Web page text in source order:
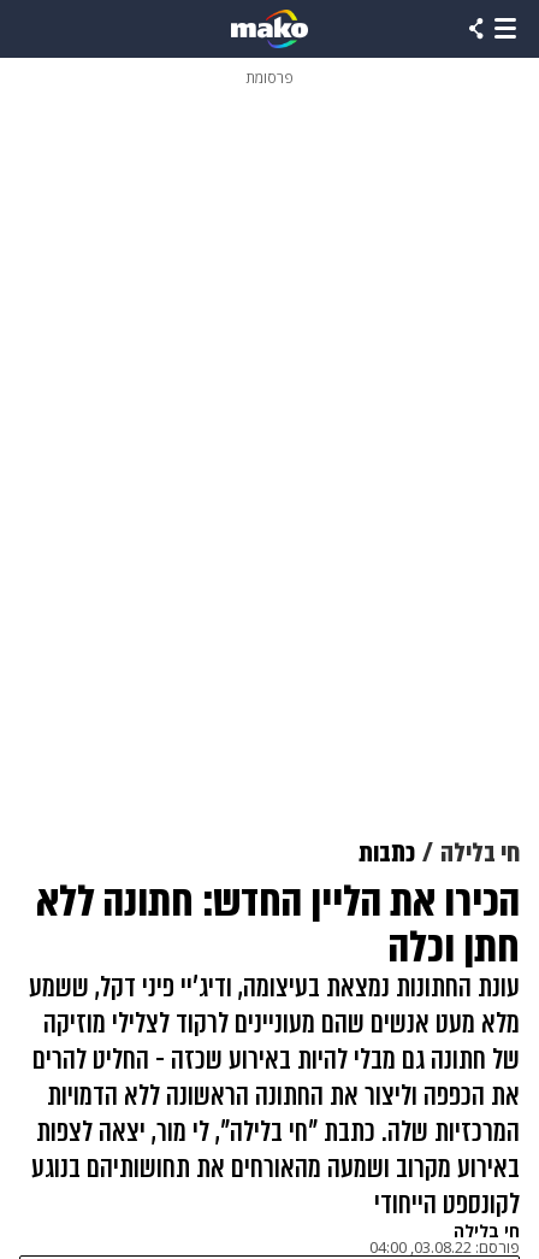
פרסומת
חי בלילה כתבות
הכירו את הליין החדש: חתונה ללא
חתן וכלה
עונת החתונות נמצאת בעיצומה, ודיג'יי פיני דקל, ששמע
מלא מעט אנשים שהם מעוניינים לרקוד לצלילי מוזיקה
של חתונה גם מבלי להיות באירוע שכזה - החליט להרים
את הכפפה וליצור את החתונה הראשונה ללא הדמויות
המרכזיות שלה. כתבת "חי בלילה", לי מור, יצאה לצפות
באירוע מקרוב ושמעה מהאורחים את תחושותיהם בנוגע
לקונספט הייחודי
חי בלילה
פורסם: 03.08.22, 04:00